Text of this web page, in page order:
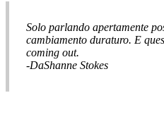
Solo parlando apertamente
cambiamento duraturo. E
coming out.
-DaShanne Stokes